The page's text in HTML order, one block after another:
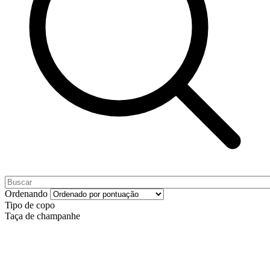
Ordenando
Tipo de copo
Taça de champanhe